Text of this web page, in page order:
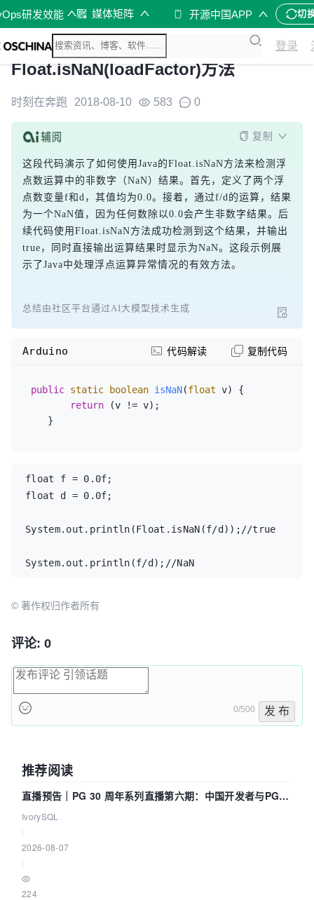
研发效能 媒体矩阵 开源中国APP 切
登录
Float.isNaN(loadFactor)方法
时刻在奔跑 2018-08-10 583 0
复制
这段代码演示了如何使用Java的Float.isNaN方法来检测浮
点数运算中的非数字（NaN）结果。首先，定义了两个浮
点数变量f和 d ，其值均为0.0。接着，通过f/d的运算，结果
为一个NaN值，因为任何数除以0.0会产生非数字结果。后
续代码使用 Float.isNaN方法成功检测到这个结果，并输出
true ，同时直接输出运算结果时显示为NaN。这段示例展
示了Java中处理浮点运算异常情况的有效方法。
总结由社区平台通过AI大模型技术生成
public static boolean isNaN(float v)
{
return (v != v);
    }
Arduino 代码解读 复制代码
float f = 0.0f;
float d = 0.0f;
System.out.println(Float.isNaN(f/d));//true
System.out.println(f/d);//NaN
© 著作权归作者所有
评论: 0
0/500 发 布
推荐阅读
直播预告｜PG 30 周年系列直播第六期：中国开发者与PG内
核——我们改得动吗？我们贡献了什么？
IvorySQL
2026-08-07
224